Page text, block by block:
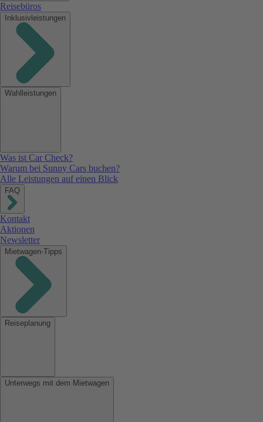
Reisebüros
Inklusivleistungen
Wahlleistungen
Was ist Car Check?
Warum bei Sunny Cars buchen?
Alle Leistungen auf einen Blick
FAQ
Kontakt
Aktionen
Newsletter
Mietwagen-Tipps
Reiseplanung
Unterwegs mit dem Mietwagen